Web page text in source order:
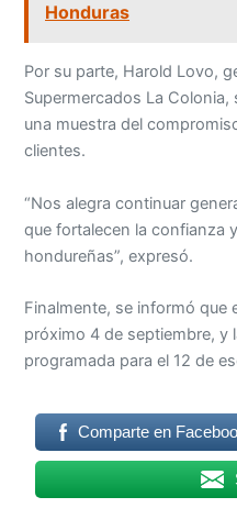
Honduras
Por su parte, Harold Lovo,
Supermercados La
una muestra del
clientes.
“Nos alegra continuar
que fortalecen la confianza
hondureñas”, expresó.
Finalmente, se informó que
próximo 4 de septiembre, y
programada para el 12 de
Comparte en